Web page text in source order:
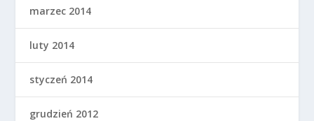
marzec 2014
luty 2014
styczeń 2014
grudzień 2012